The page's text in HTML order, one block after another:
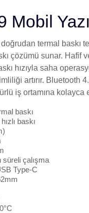
doğrudan termal baskı
çözümü sunar. Hafif
hızıyla saha
artırır. Bluetooth
iş ortamına kolayca
baskı
baskı
çalışma
Type-C